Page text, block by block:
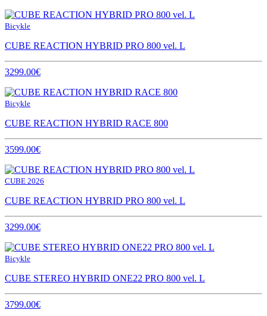
Bicykle
CUBE REACTION HYBRID PRO 800 vel. L
3299.00€
Bicykle
CUBE REACTION HYBRID RACE 800
3599.00€
CUBE 2026
CUBE REACTION HYBRID PRO 800 vel. L
3299.00€
Bicykle
CUBE STEREO HYBRID ONE22 PRO 800 vel. L
3799.00€